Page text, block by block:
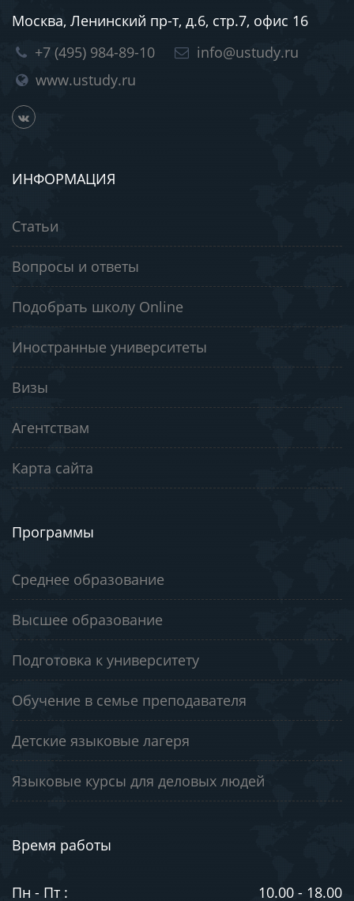
Москва, Ленинский пр-т, д.6, стр.7, офис 16
+7 (495) 984-89-10
info@ustudy.ru
www.ustudy.ru
ИНФОРМАЦИЯ
Статьи
Вопросы и ответы
Подобрать школу Online
Иностранные университеты
Визы
Агентствам
Карта сайта
Программы
Среднее образование
Высшее образование
Подготовка к университету
Обучение в семье преподавателя
Детские языковые лагеря
Языковые курсы для деловых людей
Время работы
Пн - Пт : 10.00 - 18.00